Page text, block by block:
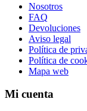
Nosotros
FAQ
Devoluciones
Aviso legal
Política de
Política de
Mapa web
Mi cuenta